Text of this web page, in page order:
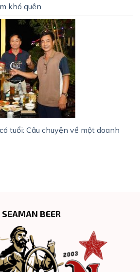
khó quên
tuổi: Câu chuyện về một doanh
SEAMAN BEER